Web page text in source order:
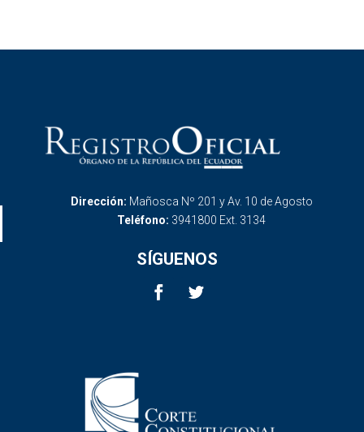
Dirección: Mañosca Nº 201 y Av. 10 de Agosto
Teléfono: 3941800 Ext. 3134
SÍGUENOS